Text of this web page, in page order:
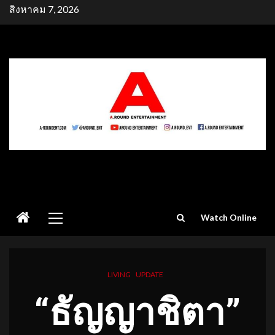
Skipสิงหาคม 7, 2026
Menu
Watch Online
LIVING UPDATE
“ธัญญาชิตา”